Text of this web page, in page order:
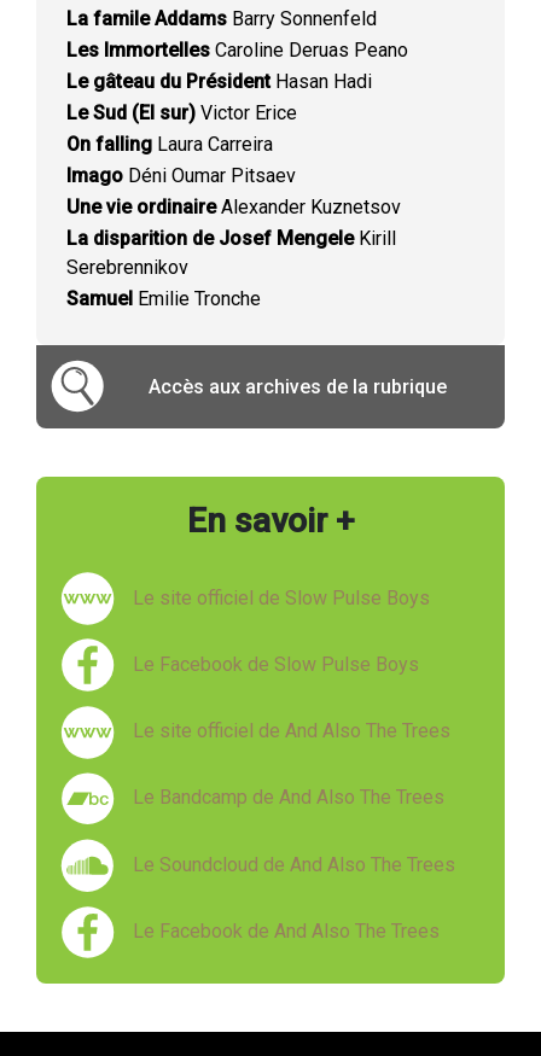
La famile Addams Barry Sonnenfeld
Les Immortelles Caroline Deruas Peano
Le gâteau du PrésidentHasan Hadi
Le Sud (El sur) Victor Erice
On falling Laura Carreira
Imago Déni Oumar Pitsaev
Une vie ordinaireAlexander Kuznetsov
La disparition de Josef MengeleKirill
Serebrennikov
Samuel Emilie Tronche
Accès aux archives de la rubrique
En savoir +
Le site officiel de Slow Pulse Boys
Le Facebook de Slow Pulse Boys
Le site officiel de And Also The Trees
Le Bandcamp de And Also The Trees
Le Soundcloud de And Also The Trees
Le Facebook de And Also The Trees